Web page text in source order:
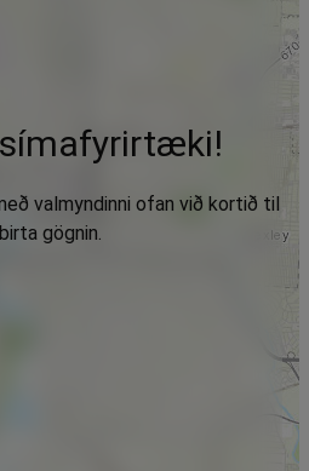
valmyndinni ofan við kortið til
gögnin.